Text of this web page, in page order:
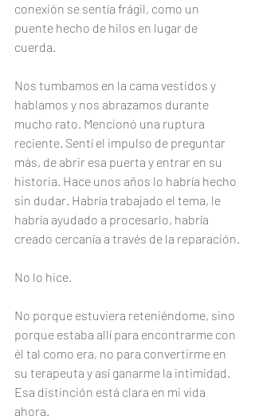
conexión se sentía frágil, como un
puente hecho de hilos en lugar de
cuerda.
Nos tumbamos en la cama vestidos y
hablamos y nos abrazamos durante
mucho rato. Mencionó una ruptura
reciente. Sentí el impulso de preguntar
más, de abrir esa puerta y entrar en su
historia. Hace unos años lo habría hecho
sin dudar. Habría trabajado el tema, le
habría ayudado a procesarlo, habría
creado cercanía a través de la reparación.
No lo hice.
No porque estuviera reteniéndome, sino
porque estaba allí para encontrarme con
él tal como era, no para convertirme en
su terapeuta y así ganarme la intimidad.
Esa distinción está clara en mi vida
ahora.